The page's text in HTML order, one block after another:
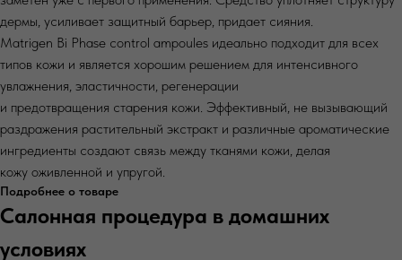
дермы, усиливает защитный барьер, придает сияния.
Matrigen Bi Phase control ampoules идеально подходит для всех
типов кожи и является хорошим решением для интенсивного
увлажнения, эластичности, регенерации
и предотвращения старения кожи. Эффективный, не вызывающий
раздражения растительный экстракт и различные ароматические
ингредиенты создают связь между тканями кожи, делая
кожу оживленной и упругой.
Подробнее о товаре
Салонная процедура в домашних
условиях